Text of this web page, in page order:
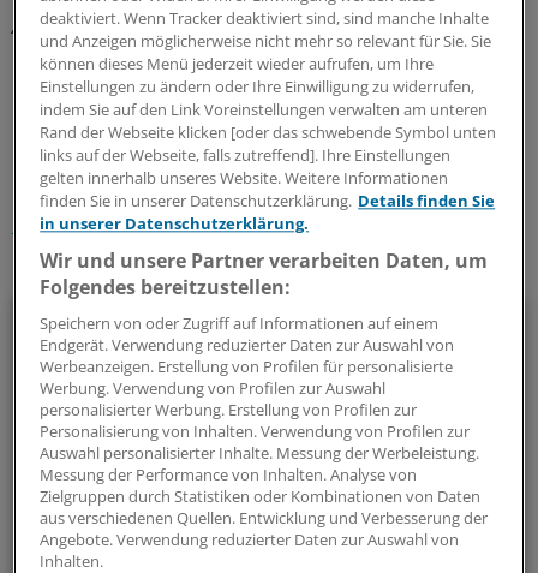
Arbeitsgericht Berlin, Urteil vom 20. Januar 2014, Az.: 33 Ca
7880/13.
0
Schlagworte:
Recht Gesellschaft
Ihr Newsletter zum Thema
Beruf & Alltag
Die Sonntagslektüre: Lesen Sie Wissenswertes und
Nützliches für Ihre tägliche Arbeit, lassen Sie sich von
Kolleginnen und Kollegen inspirieren - und seien Sie immer
einen Schritt voraus.
wöchentlich (Sonntag)
deaktiviert. Wenn Tracker deaktiviert sind, sind manche Inhalte
und Anzeigen möglicherweise nicht mehr so relevant für Sie. Sie
können dieses Menü jederzeit wieder aufrufen, um Ihre
Einstellungen zu ändern oder Ihre Einwilligung zu widerrufen,
indem Sie auf den Link Voreinstellungen verwalten am unteren
Rand der Webseite klicken [oder das schwebende Symbol unten
links auf der Webseite, falls zutreffend]. Ihre Einstellungen
gelten innerhalb unseres Website. Weitere Informationen
finden Sie in unserer Datenschutzerklärung. Details finden Sie
in unserer Datenschutzerklärung.
Wir und unsere Partner verarbeiten Daten, um
Folgendes bereitzustellen:
Speichern von oder Zugriff auf Informationen auf einem
Endgerät. Verwendung reduzierter Daten zur Auswahl von
Werbeanzeigen. Erstellung von Profilen für personalisierte
Werbung. Verwendung von Profilen zur Auswahl
personalisierter Werbung. Erstellung von Profilen zur
Personalisierung von Inhalten. Verwendung von Profilen zur
Auswahl personalisierter Inhalte. Messung der Werbeleistung.
Messung der Performance von Inhalten. Analyse von
Zielgruppen durch Statistiken oder Kombinationen von Daten
aus verschiedenen Quellen. Entwicklung und Verbesserung der
Angebote. Verwendung reduzierter Daten zur Auswahl von
Inhalten.